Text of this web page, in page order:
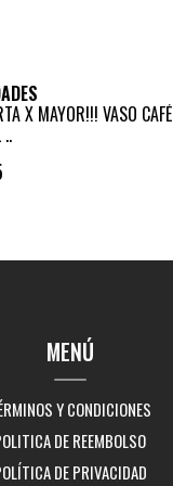
X MAYOR!!! VASO CAFÉ
..
MENÚ
Y CONDICIONES
DE REEMBOLSO
DE PRIVACIDAD